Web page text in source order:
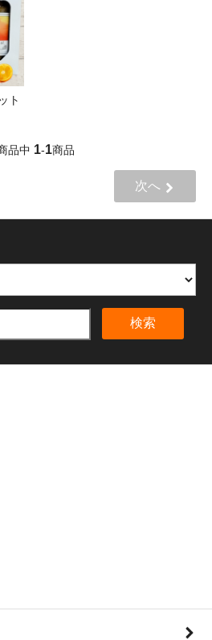
ト
品中 1-1商品
次へ
検索